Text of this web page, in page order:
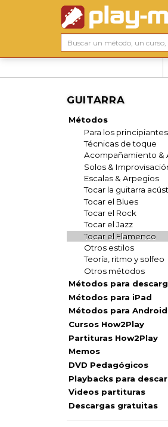
GUITARRA
Métodos
Para los principiantes
Técnicas de toque
Acompañamiento &
Solos &
Escalas & Arpegios
Tocar la guitarra
Tocar el Blues
Tocar el Rock
Tocar el Jazz
Tocar el Flamenco
Otros estilos
Teoría, ritmo y solfeo
Otros métodos
Métodos para
Métodos para iPad
Métodos para Android
Cursos How2Play
Partituras How2Play
Memos
DVD Pedagógicos
Playbacks para
Videos partituras
Descargas gratuitas